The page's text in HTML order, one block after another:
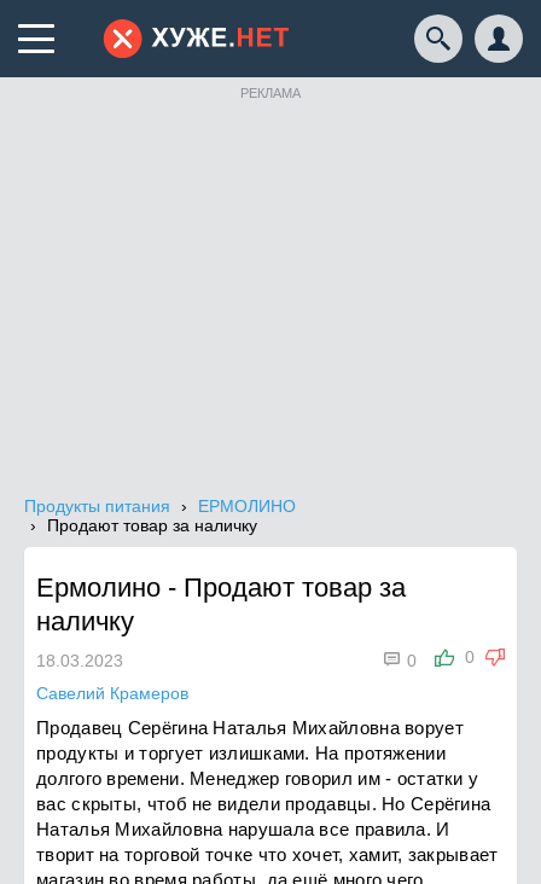
РЕКЛАМА
Продукты питания
ЕРМОЛИНО
Продают товар за наличку
Ермолино - Продают товар за
наличку
0
 0
18.03.2023
Савелий Крамеров
Продавец Серёгина Наталья Михайловна ворует
продукты и торгует излишками. На протяжении
долгого времени. Менеджер говорил им - остатки у
вас скрыты, чтоб не видели продавцы. Но Серёгина
Наталья Михайловна нарушала все правила. И
творит на торговой точке что хочет, хамит, закрывает
магазин во время работы, да ещё много чего.